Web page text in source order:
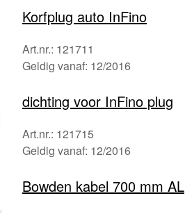
Korfplug auto InFino
Art.nr.: 121711
Geldig vanaf: 12/2016
dichting voor InFino plug
Art.nr.: 121715
Geldig vanaf: 12/2016
Bowden kabel 700 mm AL